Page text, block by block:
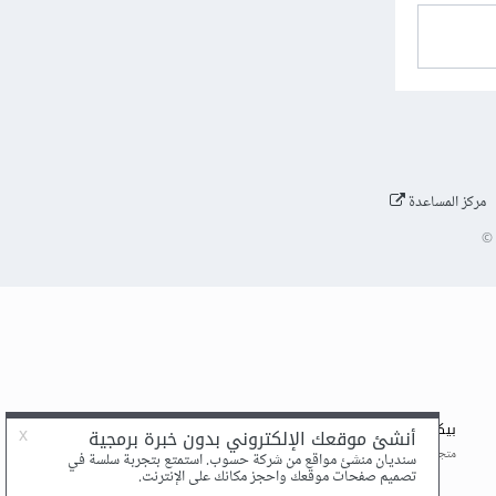
مركز المساعدة
©